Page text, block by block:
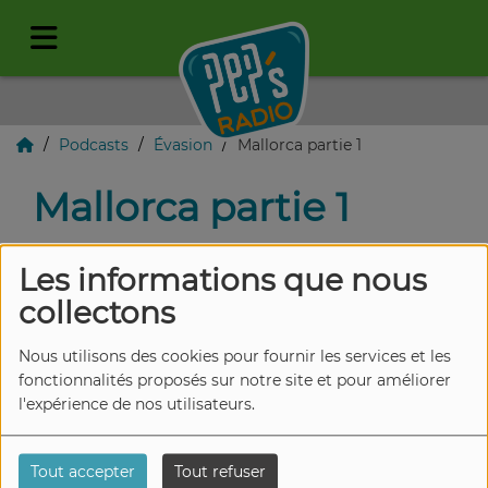
Les informations que nous
collectons
Nous utilisons des cookies pour fournir les services et les
fonctionnalités proposés sur notre site et pour améliorer
l'expérience de nos utilisateurs.
Tout accepter Tout refuser
Podcasts Évasion Mallorca partie 1
Mallorca partie 1